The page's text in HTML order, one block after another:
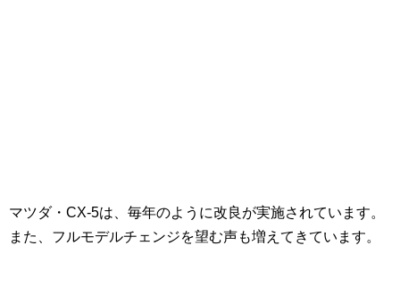
マツダ・CX-5は、毎年のように改良が実施されています。
また、フルモデルチェンジを望む声も増えてきています。